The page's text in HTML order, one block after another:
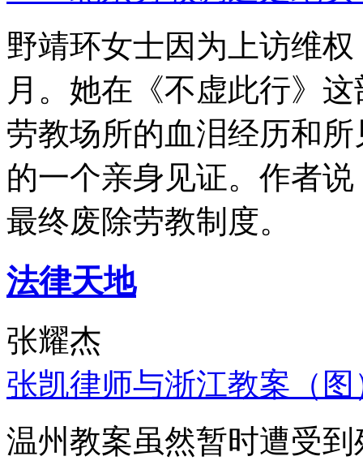
野靖环女士因为上访维
月。她在《不虚此行》
劳教场所的血泪经历和
的一个亲身见证。作者
最终废除劳教制度。
法律天地
张耀杰
张凯律师与浙江教案（图
温州教案虽然暂时遭受